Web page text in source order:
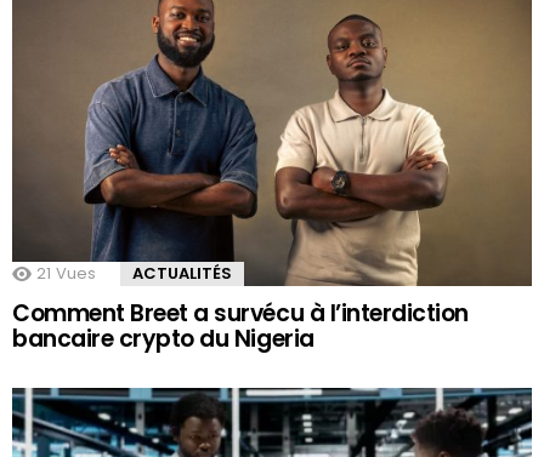
21 Vues ACTUALITÉS
Comment Breet a survécu à l’interdiction
bancaire crypto du Nigeria